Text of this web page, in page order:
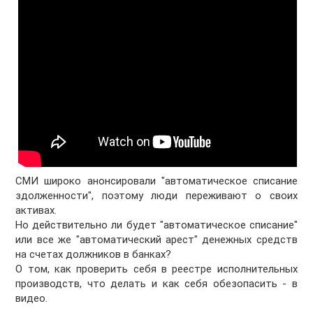
СМИ широко анонсировали "автоматическое списание
здолженности", поэтому люди переживают о своих
активах.
Но действительно ли будет "автоматическое списание"
или все же "автоматический арест" денежных средств
на счетах должников в банках?
О том, как проверить себя в реестре исполнительных
производств, что делать и как себя обезопасить - в
видео.